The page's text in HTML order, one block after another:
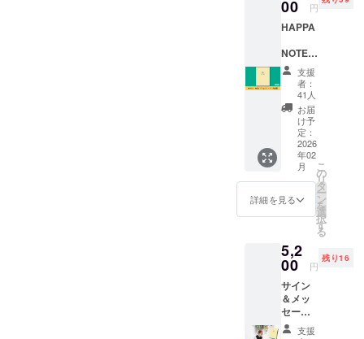
んなノート
を作りま
す。特に子
どもと過ご
せる期間が
若い親と比
べると短く
なってしま
うエイジン
グママ®（高
性）にはオ
す。HAPPA
NOTEを書く
ワーク
ショップな
どを開催
し、交流し
に成分
が記載
されて
で、リ
ターン
の画像
をご確
認くだ
さい。
育ての
こと ②
のこと
③ルー
ツ それ
ぞれ1項
目のダ
イジェ
スト版
となっ
ていま
ジェス
ト版を
成版に
ご期待
くださ
い。
00 円
HAPPA
NOTE（
ハッパ
ノー
ト）完
成版 完
成した
HAPPA
NOTE（
ハッパ
ノー
ト）を
お送り
いたし
‐A5サイ
ズ ‐ハー
ドカ
バー ‐80
ページ
予定 上
乗せ支
支援
者：
41人
お届
け予
定：
2026
年02
月
詳細を見る
こ
の
リ
タ
ー
ン
を
選
択
す
る
5,2
00 円
残り16
サイン
＆メッ
セージ
入り支援